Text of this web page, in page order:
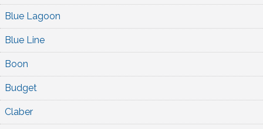
Blue Lagoon
Blue Line
Boon
Budget
Claber